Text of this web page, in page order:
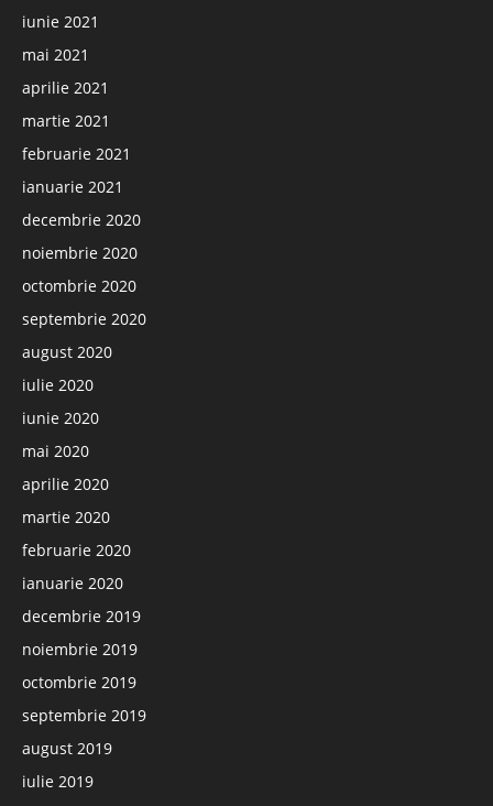
iunie 2021
mai 2021
aprilie 2021
martie 2021
februarie 2021
ianuarie 2021
decembrie 2020
noiembrie 2020
octombrie 2020
septembrie 2020
august 2020
iulie 2020
iunie 2020
mai 2020
aprilie 2020
martie 2020
februarie 2020
ianuarie 2020
decembrie 2019
noiembrie 2019
octombrie 2019
septembrie 2019
august 2019
iulie 2019